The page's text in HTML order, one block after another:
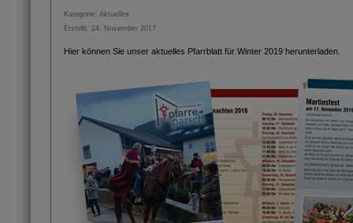
Kategorie: Aktuelles
Erstellt: 24. November 2017
Hier können Sie unser aktuelles Pfarrblatt für Winter 2019 herunterladen.